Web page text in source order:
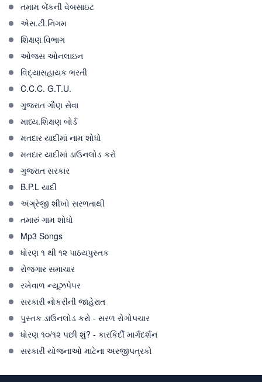
તમામ બેંકની વેબસાઇટ
એસ.ટી.નિગમ
શિક્ષણ વિભાગ
ઓજસ ઓનલાઇન
વિદ્યાસહાયક ભરતી
C.C.C. G.T.U.
ગુજરાત ગૌણ સેવા
માધ્ય.શિક્ષણ બોર્ડ
મતદાર યાદીમાં નામ શોધો
મતદાર યાદીમાં ડાઉનલોડ કરો
ગુજરાત સરકાર
B.P.L યાદી
અંગ્રેજી શીખો સરળતાથી
તમારું ગામ શોધો
Mp3 Songs
ધોરણ ૧ થી ૧૨ પાઠયપુસ્તક
રોજગાર સમાચાર
રખેવાળ ન્યૂઝપેપર
સરકારી નોકરીની જાહેરાત
પુસ્તક ડાઉનલોડ કરો - સરળ રોગોપચાર
ધોરણ ૧૦/૧૨ પછી શું? - કારકિર્દી માર્ગદર્શન
સરકારી યોજનાઓ માટેના અરજીપત્રકો